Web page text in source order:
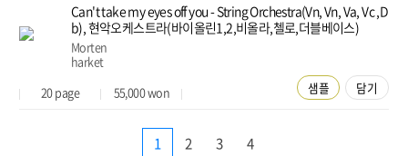
Can't take my eyes off you - String Orchestra(Vn, Vn, Va, Vc ,D
b), 현악오케스트라(바이올린1,2,비올라,첼로,더블베이스)
Morten
harket
20page 55,000won 샘플 담기
1 2 3 4